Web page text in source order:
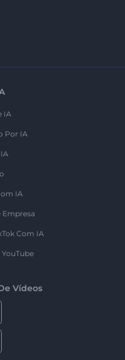
IA
Por IA
IA
Empresa
Com IA
YouTube
Vídeos